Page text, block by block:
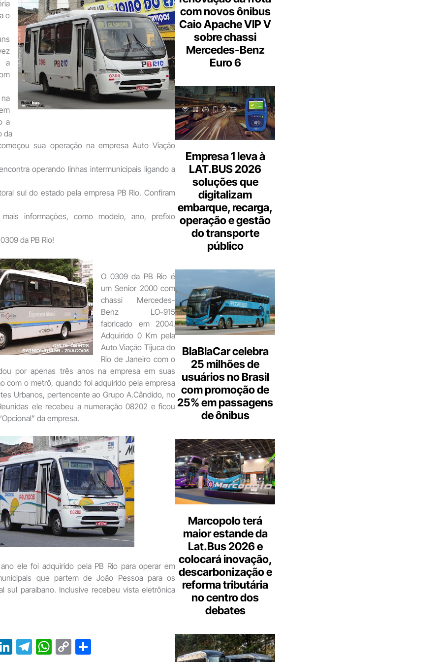
o
a
a
da
sua operação na empresa Auto Viação
operando linhas intermunicipais ligando a
sul do estado pela empresa PB Rio. Confiram
mais informações, como modelo, ano, prefixo
da PB Rio!
O 0309 da PB Rio é
um Senior 2000 com
chassi Mercedes-
Benz LO-915
fabricado em 2004.
Adquirido 0 Km pela
Auto Viação Tijuca do
Rio de Janeiro com o
por apenas três anos na empresa em suas
com o metrô, quando foi adquirido pela empresa
Urbanos, pertencente ao Grupo A.Cândido, no
ele recebeu a numeração 08202 e ficou
da empresa.
ele foi adquirido pela PB Rio para operar em
que partem de João Pessoa para os
sul paraibano. Inclusive recebeu vista eletrônica
Li
T
W C
com novos ônibus
Caio Apache VIP V
sobre chassi
Mercedes-Benz
Euro 6
Empresa 1 leva à
LAT.BUS 2026
soluções que
digitalizam
embarque, recarga,
operação e gestão
do transporte
público
BlaBlaCar celebra
25 milhões de
usuários no Brasil
com promoção de
25% em passagens
de ônibus
Marcopolo terá
maior estande da
Lat.Bus 2026 e
colocará inovação,
descarbonização e
reforma tributária
no centro dos
debates